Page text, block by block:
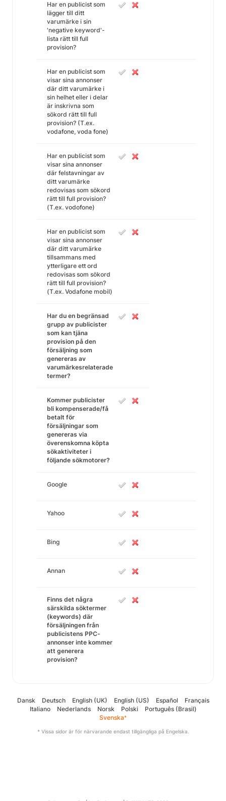
Har en publicist som
lägger till ditt
varumärke i sin
'negative keyword'-
lista rätt till full
provision?
Har en publicist som
visar sina annonser
där ditt varumärke i
sin helhet eller i delar
är inskrivna som
sökord rätt till full
provision? (T.ex.
vodafone, voda fone)
Har en publicist som
visar sina annonser
där felstavningar av
ditt varumärke
redovisas som sökord
rätt till full provision?
(T.ex. vodofone)
Har en publicist som
visar sina annonser
där ditt varumärke
tillsammans med
ytterligare ett ord
redovisas som sökord
rätt till full provision?
(T.ex. Vodafone mobil)
Har du en begränsad
grupp av publicister
som kan tjäna
provision på den
försäljning som
genereras av
varumärkesrelaterade
termer?
Kommer publicister
bli kompenserade/få
betalt för
försäljningar som
genereras via
överenskomna köpta
sökaktiviteter i
följande sökmotorer?
Google
Yahoo
Bing
Annan
Finns det några
särskilda söktermer
(keywords) där
försäljningen från
publicistens PPC-
annonser inte kommer
att generera
provision?
Dansk Deutsch English (UK) English (US) Español
Français
Italiano
Nederlands Norsk Polski
Português (Brasil)
Svenska*
* Vissa sidor är för närvarande endast tillgängliga på Engelska.